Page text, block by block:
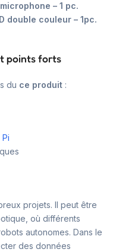
– 1 pc.
double couleur – 1pc.
points forts
du ce produit :
projets. Il peut être
où différents
autonomes. Dans le
des données